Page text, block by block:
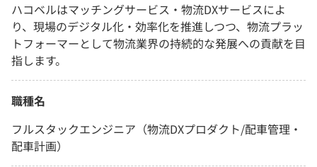
ハコベルはマッチングサービス・物流DXサービスによ
り、現場のデジタル化・効率化を推進しつつ、物流プラッ
トフォーマーとして物流業界の持続的な発展への貢献を目
指します。
職種名
フルスタックエンジニア（物流DXプロダクト/配車管理・
配車計画）